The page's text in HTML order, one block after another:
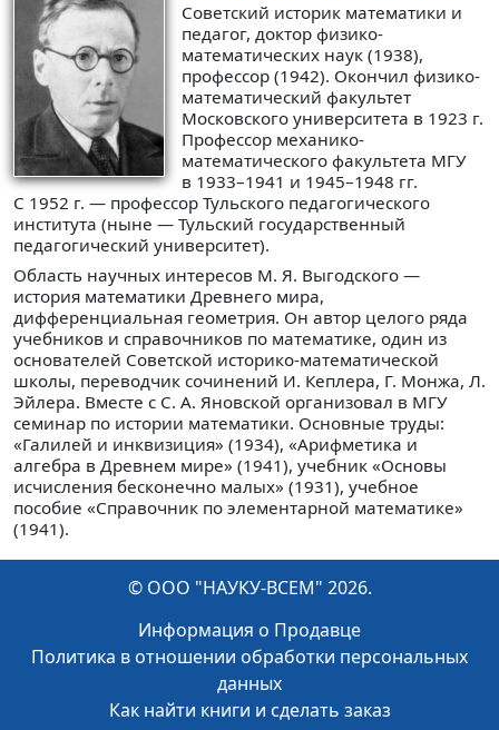
Советский историк математики и
педагог, доктор физико-
математических наук (1938),
профессор (1942). Окончил физико-
математический факультет
Московского университета в 1923 г.
Профессор механико-
математического факультета МГУ
в 1933–1941 и 1945–1948 гг.
С 1952 г. — профессор Тульского педагогического
института (ныне — Тульский государственный
педагогический университет).
Область научных интересов М. Я. Выгодского —
история математики Древнего мира,
дифференциальная геометрия. Он автор целого ряда
учебников и справочников по математике, один из
основателей Советской историко-математической
школы, переводчик сочинений И. Кеплера, Г. Монжа, Л.
Эйлера. Вместе с С. А. Яновской организовал в МГУ
семинар по истории математики. Основные труды:
«Галилей и инквизиция» (1934), «Арифметика и
алгебра в Древнем мире» (1941), учебник «Основы
исчисления бесконечно малых» (1931), учебное
пособие «Справочник по элементарной математике»
(1941).
© ООО "НАУКУ-ВСЕМ" 2026.
Информация о Продавце
Политика в отношении обработки персональных
данных
Как найти книги и сделать заказ